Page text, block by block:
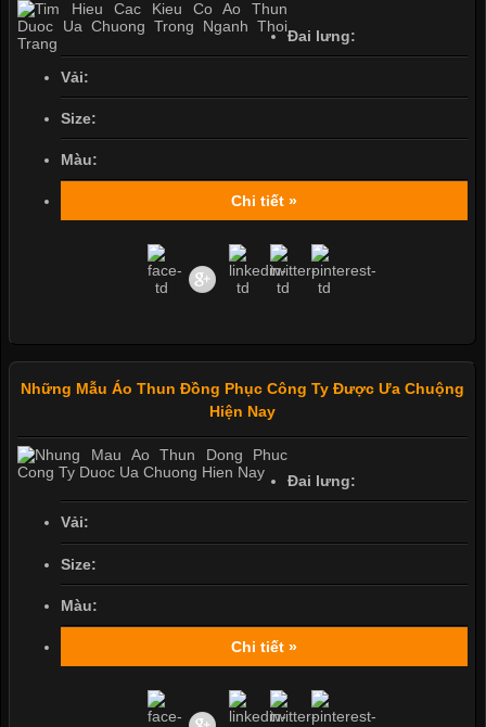
Đai lưng:
Vải:
Size:
Màu:
Chi tiết »
Những Mẫu Áo Thun Đồng Phục Công Ty Được Ưa Chuộng
Hiện Nay
Đai lưng:
Vải:
Size:
Màu:
Chi tiết »